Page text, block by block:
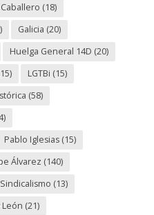
(18)
Galicia (20)
Huelga General 14D (20)
LGTBi (15)
(58)
Pablo Iglesias(15)
Álvarez (140)
Sindicalismo (13)
León (21)